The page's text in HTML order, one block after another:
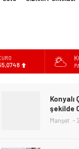
Konyalı
şekilde
Manşet